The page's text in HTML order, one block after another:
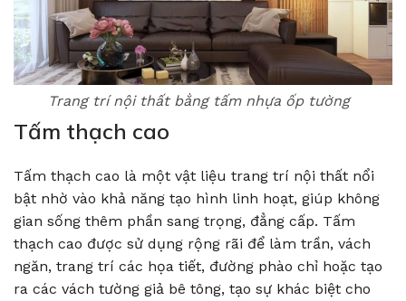
Trang trí nội thất bằng tấm nhựa ốp tường
Tấm thạch cao
Tấm thạch cao là một vật liệu trang trí nội thất nổi
bật nhờ vào khả năng tạo hình linh hoạt, giúp không
gian sống thêm phần sang trọng, đẳng cấp. Tấm
thạch cao được sử dụng rộng rãi để làm trần, vách
ngăn, trang trí các họa tiết, đường phào chỉ hoặc tạo
ra các vách tường giả bê tông, tạo sự khác biệt cho